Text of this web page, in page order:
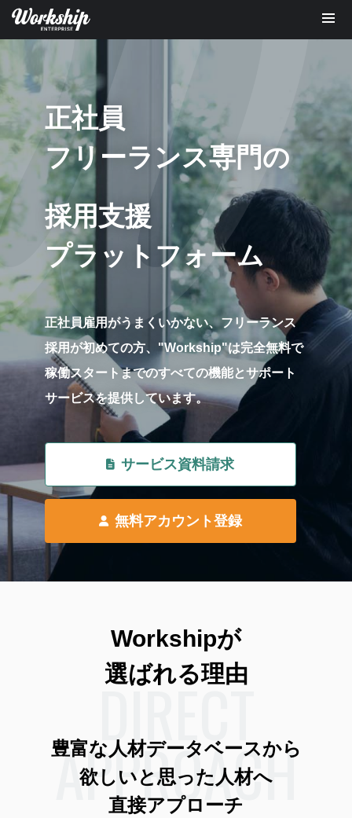
正社員
フリーランス専門の
採用支援
プラットフォーム
正社員雇用がうまくいかない、フリーランス
採用が初めての方、 "Workship"は完全無料で
稼働スタートまでのすべての機能とサポート
サービスを提供しています。
サービス資料請求
無料アカウント登録
DIRECT
APPROACH
Workshipが
選ばれる理由
豊富な人材データベースから
欲しいと思った人材へ
直接アプローチ